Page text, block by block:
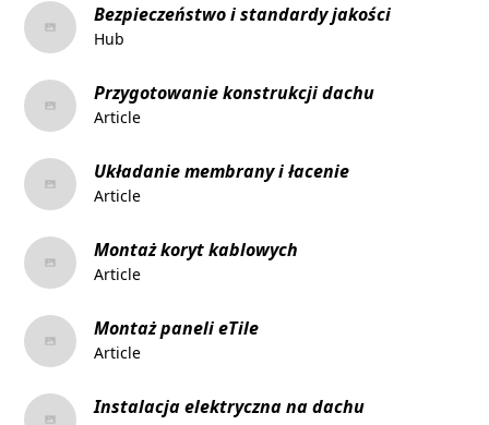
Bezpieczeństwo i standardy jakości
Hub
Przygotowanie konstrukcji dachu
Article
Układanie membrany i łacenie
Article
Montaż koryt kablowych
Article
Montaż paneli eTile
Article
Instalacja elektryczna na dachu